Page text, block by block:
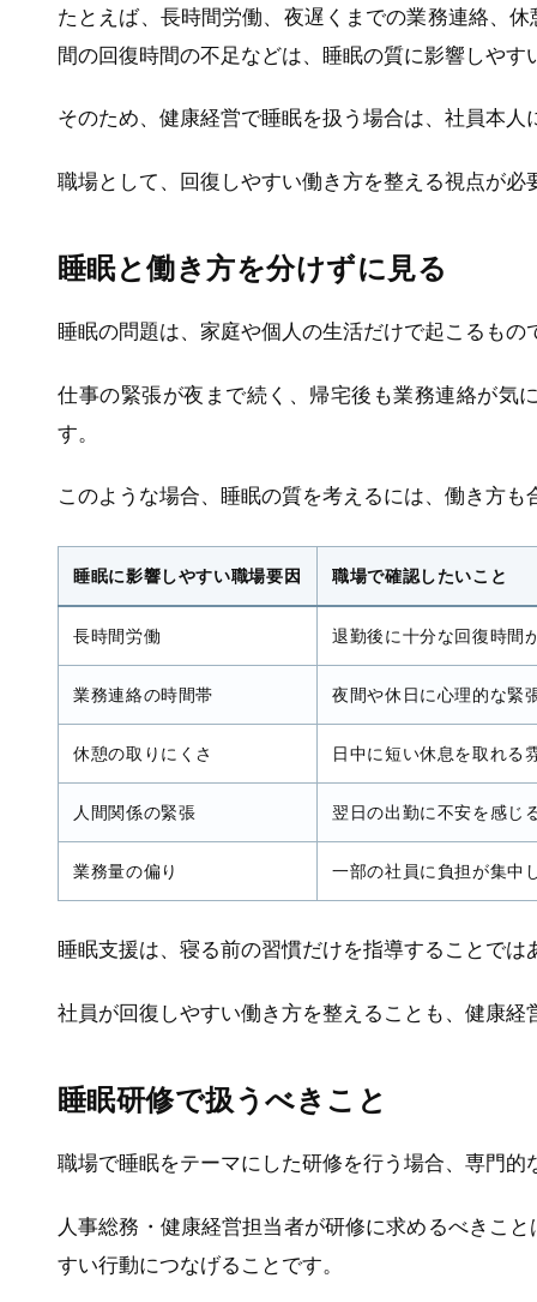
たとえば、長時間労働、夜遅くまでの業務連絡、
間の回復時間の不足などは、睡眠の質に影響しやす
そのため、健康経営で睡眠を扱う場合は、社員本
職場として、回復しやすい働き方を整える視点が必
睡眠と働き方を分けずに見る
睡眠の問題は、家庭や個人の生活だけで起こるもの
仕事の緊張が夜まで続く、帰宅後も業務連絡が気
す。
このような場合、睡眠の質を考えるには、働き方
睡眠に影響しやすい職場要因 職場で確認したいこと
長時間労働 退勤後に十分な回復時間
業務連絡の時間帯 夜間や休日に心理的な緊
休憩の取りにくさ 日中に短い休息を取れる
人間関係の緊張 翌日の出勤に不安を感じ
業務量の偏り 一部の社員に負担が集中
睡眠支援は、寝る前の習慣だけを指導することでは
社員が回復しやすい働き方を整えることも、健康経
睡眠研修で扱うべきこと
職場で睡眠をテーマにした研修を行う場合、専門
人事総務・健康経営担当者が研修に求めるべきこ
すい行動につなげることです。